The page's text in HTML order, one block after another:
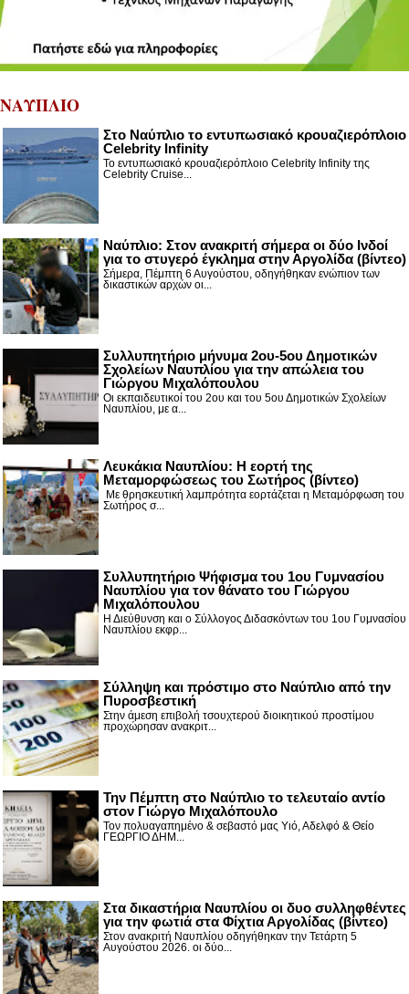
ΝΑΥΠΛΙΟ
Στο Ναύπλιο το εντυπωσιακό κρουαζιερόπλοιο
Celebrity Infinity
Το εντυπωσιακό κρουαζιερόπλοιο Celebrity Infinity της
Celebrity Cruise...
Nαύπλιο: Στον ανακριτή σήμερα οι δύο Ινδοί
για το στυγερό έγκλημα στην Αργολίδα (βίντεο)
Σήμερα, Πέμπτη 6 Αυγούστου, οδηγήθηκαν ενώπιον των
δικαστικών αρχών οι...
Συλλυπητήριο μήνυμα 2ου-5ου Δημοτικών
Σχολείων Ναυπλίου για την απώλεια του
Γιώργου Μιχαλόπουλου
Οι εκπαιδευτικοί του 2ου και του 5ου Δημοτικών Σχολείων
Ναυπλίου, με α...
Λευκάκια Ναυπλίου: Η εορτή της
Μεταμορφώσεως του Σωτήρος (βίντεο)
Με θρησκευτική λαμπρότητα εορτάζεται η Μεταμόρφωση του
Σωτήρος σ...
Συλλυπητήριο Ψήφισμα του 1ου Γυμνασίου
Ναυπλίου για τον θάνατο του Γιώργου
Μιχαλόπουλου
Η Διεύθυνση και ο Σύλλογος Διδασκόντων του 1ου Γυμνασίου
Ναυπλίου εκφρ...
Σύλληψη και πρόστιμο στο Ναύπλιο από την
Πυροσβεστική
Στην άμεση επιβολή τσουχτερού διοικητικού προστίμου
προχώρησαν ανακριτ...
Την Πέμπτη στο Ναύπλιο το τελευταίο αντίο
στον Γιώργο Μιχαλόπουλο
Τον πολυαγαπημένο & σεβαστό μας Υιό, Αδελφό & Θείο
ΓΕΩΡΓΙΟ ΔΗΜ...
Στα δικαστήρια Ναυπλίου οι δυο συλληφθέντες
για την φωτιά στα Φίχτια Αργολίδας (βίντεο)
Στον ανακριτή Ναυπλίου οδηγήθηκαν την Τετάρτη 5
Αυγούστου 2026. οι δύο...